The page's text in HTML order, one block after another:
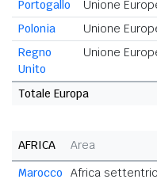
Portogallo
Unione
Polonia
Unione
Regno
Unito
Unione
Totale Europa
AFRICA Area
Marocco
Africa